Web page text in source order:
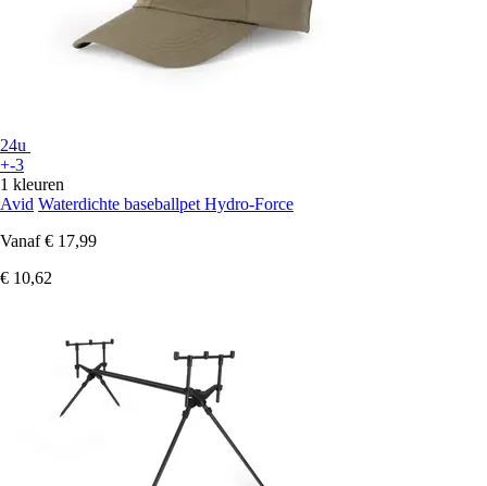
24u
+-3
1 kleuren
Avid Waterdichte baseballpet Hydro-Force
Vanaf € 17,99
€ 10,62